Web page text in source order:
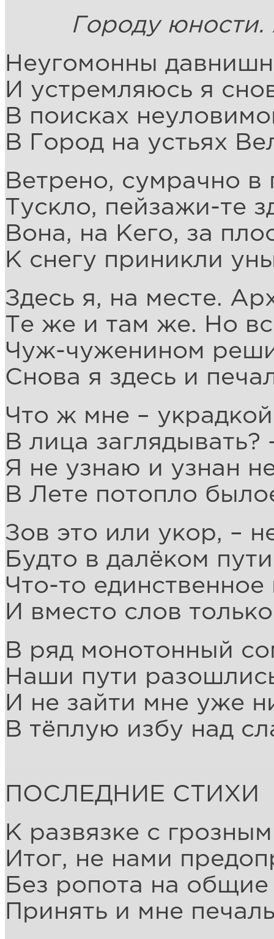
Городу юности.
Неугомонны
И устремляюсь я
В поисках
В Город на устьях
Ветрено, сумрачно в
Тускло, пейзажи-те
Вона, на Кего, за
К снегу приникли
Здесь я, на месте.
Те же и там же. Но
Чуж-чуженином
Снова я здесь и
Что ж мне –
В лица заглядывать?
Я не узнаю и узнан
В Лете потопло
Зов это или укор, –
Будто в далёком
Что-то единственное
И вместо слов
В ряд монотонный
Наши пути
И не зайти мне уже
В тёплую избу над
ПОСЛЕДНИЕ СТИХИ
К развязке с
Итог, не нами
Без ропота на общие
Принять и мне